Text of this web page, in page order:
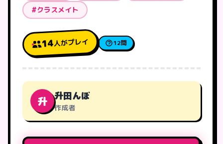
#クラスメイト
14人がプレイ 12問
升 升田んぼ
作成者